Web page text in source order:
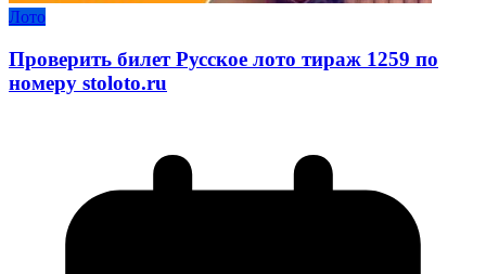
Лото
Проверить билет Русское лото тираж 1259 по
номеру stoloto.ru